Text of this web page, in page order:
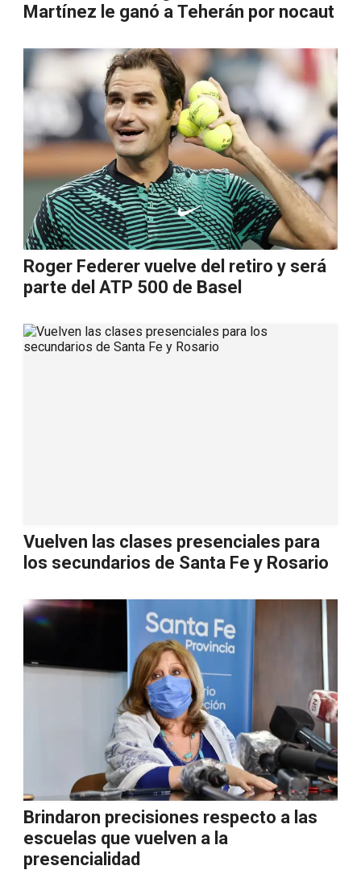
Martínez le ganó a Teherán por nocaut
Roger Federer vuelve del retiro y será
parte del ATP 500 de Basel
Vuelven las clases presenciales para
los secundarios de Santa Fe y Rosario
Brindaron precisiones respecto a las
escuelas que vuelven a la
presencialidad